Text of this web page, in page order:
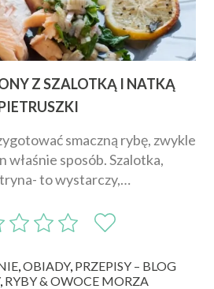
Z SZALOTKĄ I NATKĄ
smaczną rybę, zwykle
właśnie sposób. Szalotka,
to wystarczy,…
,OBIADY, PRZEPISY – BLOG
, RYBY & OWOCE MORZA